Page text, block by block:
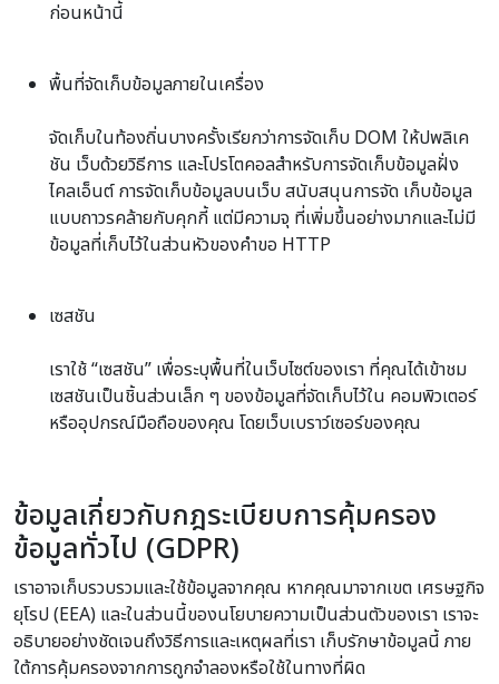
ก่อนหน้านี้
พื้นที่จัดเก็บข้อมูลภายในเครื่อง
จัดเก็บในท้องถิ่นบางครั้งเรียกว่าการจัดเก็บ DOM ให้ปพลิเค
ชัน เว็บด้วยวิธีการ และโปรโตคอลสำหรับการจัดเก็บข้อมูลฝั่ง
ไคลเอ็นต์ การจัดเก็บข้อมูลบนเว็บ สนับสนุนการจัด เก็บข้อมูล
แบบถาวรคล้ายกับคุกกี้ แต่มีความจุ ที่เพิ่มขึ้นอย่างมากและไม่มี
ข้อมูลที่เก็บไว้ในส่วนหัวของคำขอ HTTP
เซสชัน
เราใช้ “เซสชัน” เพื่อระบุพื้นที่ในเว็บไซต์ของเรา ที่คุณได้เข้าชม
เซสชันเป็นชิ้นส่วนเล็ก ๆ ของข้อมูลที่จัดเก็บไว้ใน คอมพิวเตอร์
หรืออุปกรณ์มือถือของคุณ โดยเว็บเบราว์เซอร์ของคุณ
ข้อมูลเกี่ยวกับกฎระเบียบการคุ้มครอง
ข้อมูลทั่วไป (GDPR)
เราอาจเก็บรวบรวมและใช้ข้อมูลจากคุณ หากคุณมาจากเขต เศรษฐกิจ
ยุโรป (EEA) และในส่วนนี้ของนโยบายความเป็นส่วนตัวของเรา เราจะ
อธิบายอย่างชัดเจนถึงวิธีการและเหตุผลที่เรา เก็บรักษาข้อมูลนี้ ภาย
ใต้การคุ้มครองจากการถูกจำลองหรือใช้ในทางที่ผิด